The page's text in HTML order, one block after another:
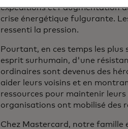
expéditions et l'augmentation
crise énergétique fulgurante.
ressenti la pression.
Pourtant, en ces temps les
esprit surhumain, d'une
ordinaires sont devenus des
aider leurs voisins et en
ressources pour maintenir
organisations ont mobilisé des
Chez Mastercard, notre famille